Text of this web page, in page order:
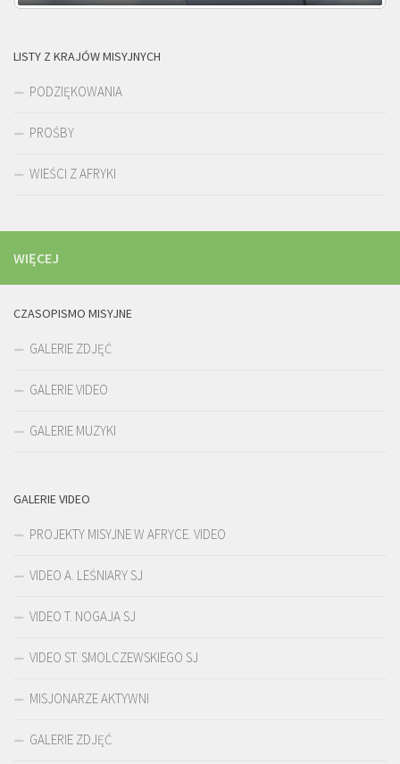
LISTY Z KRAJÓW MISYJNYCH
PODZIĘKOWANIA
PROŚBY
WIEŚCI Z AFRYKI
WIĘCEJ
CZASOPISMO MISYJNE
GALERIE ZDJĘĆ
GALERIE VIDEO
GALERIE MUZYKI
GALERIE VIDEO
PROJEKTY MISYJNE W AFRYCE. VIDEO
VIDEO A. LEŚNIARY SJ
VIDEO T. NOGAJA SJ
VIDEO ST. SMOLCZEWSKIEGO SJ
MISJONARZE AKTYWNI
GALERIE ZDJĘĆ